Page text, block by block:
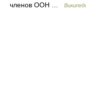
членов ООН …